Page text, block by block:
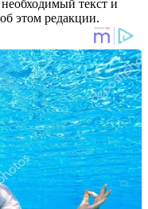
текст и
этом редакции.